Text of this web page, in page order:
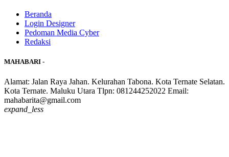
Beranda
Login Designer
Pedoman Media Cyber
Redaksi
MAHABARI -
Alamat: Jalan Raya Jahan. Kelurahan Tabona. Kota Ternate Selatan.
Kota Ternate. Maluku Utara Tlpn: 081244252022 Email:
mahabarita@gmail.com
expand_less